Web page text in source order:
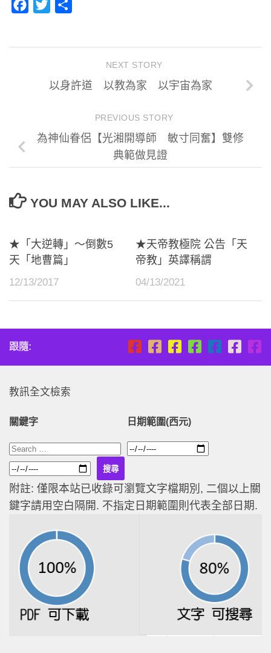
Facebook
Twitter
NEXT STORY
以身許道 以教為家 以宇宙為家
PREVIOUS STORY
為神仙眷侶【光湘開導師 敏寸同奮】雙修
典範做見證
YOU MAY ALSO LIKE...
★「大逆轉」～倒數5
天「地曹篇」
12/13/2017
★天帝教極院 公告「天
帝教」英譯稱謂
04/13/2021
跟隨:
教訊全文檢索
關鍵字 日期範圍(西元)
附註: 僅限本站已收錄可瀏覽文字檔期別, 二個以上關
鍵字請用空白隔開. 不指定日期範圍則代表全部日期.